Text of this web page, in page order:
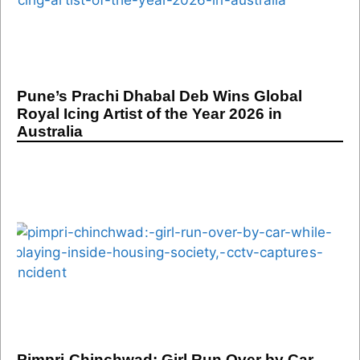
Pune’s Prachi Dhabal Deb Wins Global
Royal Icing Artist of the Year 2026 in
Australia